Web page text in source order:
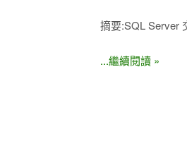
摘要:SQL Server
...繼續閱讀 »